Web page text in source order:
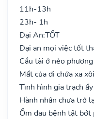
11h-13h
23h- 1h
Đại An:TỐT
Đại an mọi việc tốt
Cầu tài ở nẻo
Mất của đi chửa xa xôi
Tình hình gia trạch
Hành nhân chưa trở
Ốm đau bệnh tật